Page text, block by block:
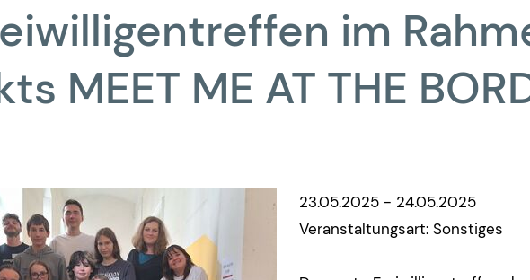
im
MEET ME AT THE
23.05.2025 - 24.05.2025
Veranstaltungsart: Sonstiges